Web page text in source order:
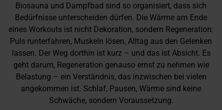
Biosauna und Dampfbad sind so organisiert, dass sich
Bedürfnisse unterscheiden dürfen. Die Wärme am Ende
eines Workouts ist nicht Dekoration, sondern Regeneration:
Puls runterfahren, Muskeln lösen, Alltag aus den Gelenken
lassen. Der Weg dorthin ist kurz – und das ist Absicht. Es
geht darum, Regeneration genauso ernst zu nehmen wie
Belastung – ein Verständnis, das inzwischen bei vielen
angekommen ist. Schlaf, Pausen, Wärme sind keine
Schwäche, sondern Voraussetzung.